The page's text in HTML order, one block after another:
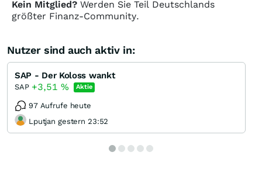
Kein Mitglied? Werden Sie Teil Deutschlands
größter Finanz-Community.
Nutzer sind auch aktiv in:
SAP - Der Koloss wankt
SAP +3,51 % Aktie
97 Aufrufe heute
Lputjan gestern 23:52